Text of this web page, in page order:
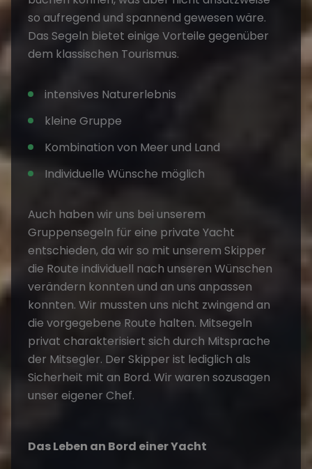
so aufregend und spannend gewesen wäre.
Das Segeln bietet einige Vorteile gegenüber
dem klassischen Tourismus.
intensives Naturerlebnis
kleine Gruppe
Kombination von Meer und Land
Individuelle Wünsche möglich
Auch haben wir uns bei unserem
Gruppensegeln für eine private Yacht
entschieden, da wir so mit unserem Skipper
die Route individuell nach unseren Wünschen
verändern konnten und an uns anpassen
konnten. Wir mussten uns nicht zwingend an
die vorgegebene Route halten. Mitsegeln
privat charakterisiert sich durch Mitsprache
der Mitsegler. Der Skipper ist lediglich als
Sicherheit mit an Bord. Wir waren sozusagen
unser eigener Chef.
Das Leben an Bord einer Yacht